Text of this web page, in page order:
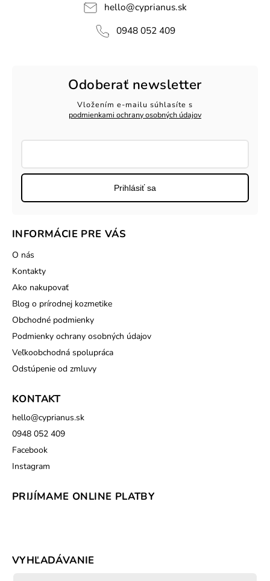
hello@cyprianus.sk
0948 052 409
Odoberať newsletter
Vložením e-mailu súhlasíte s
podmienkami ochrany osobných údajov
Prihlásiť sa
INFORMÁCIE PRE VÁS
O nás
Kontakty
Ako nakupovať
Blog o prírodnej kozmetike
Obchodné podmienky
Podmienky ochrany osobných údajov
Veľkoobchodná spolupráca
Odstúpenie od zmluvy
KONTAKT
hello@cyprianus.sk
0948 052 409
Facebook
Instagram
PRIJÍMAME ONLINE PLATBY
VYHĽADÁVANIE